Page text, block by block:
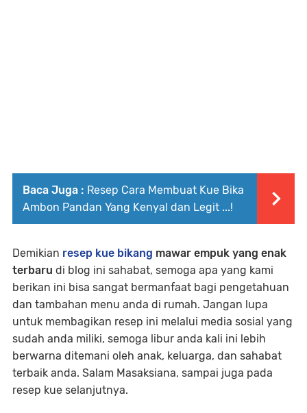
Baca Juga : Resep Cara Membuat Kue Bika
Ambon Pandan Yang Kenyal dan Legit ...!
Demikian resep kue bikang mawar empuk yang enak
terbaru di blog ini sahabat, semoga apa yang kami
berikan ini bisa sangat bermanfaat bagi pengetahuan
dan tambahan menu anda di rumah. Jangan lupa
untuk membagikan resep ini melalui media sosial yang
sudah anda miliki, semoga libur anda kali ini lebih
berwarna ditemani oleh anak, keluarga, dan sahabat
terbaik anda. Salam Masaksiana, sampai juga pada
resep kue selanjutnya.